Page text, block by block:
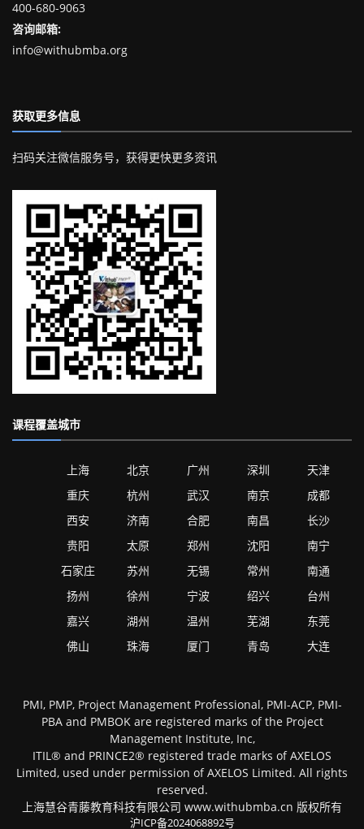
400-680-9063
咨询邮箱:
info@withubmba.org
获取更多信息
扫码关注微信服务号，获得更快更多资讯
课程覆盖城市
上海 北京 广州 深圳
天津
重庆
杭州 武汉 南京
成都
西安
济南 合肥 南昌
长沙
贵阳
太原 郑州 沈阳
南宁
石家庄
苏州 无锡 常州
南通
扬州
徐州 宁波 绍兴
台州
嘉兴
湖州 温州 芜湖
东莞
佛山
珠海 厦门 青岛 大连
PMI, PMP, Project Management Professional, PMI-ACP, PMI-
PBA and PMBOK are registered marks of the Project
Management Institute, Inc,
ITIL® and PRINCE2® registered trade marks of AXELOS
Limited, used under permission of AXELOS Limited. All rights
reserved.
上海慧谷青藤教育科技有限公司 www.withubmba.cn 版权所有
沪ICP备2024068892号